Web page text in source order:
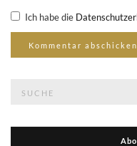
Ich habe die